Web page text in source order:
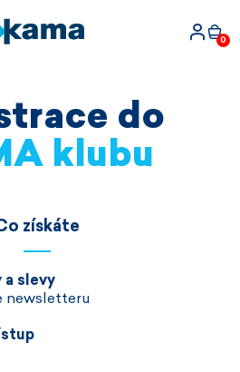
0
do
klubu
získáte
a slevy
newsletteru